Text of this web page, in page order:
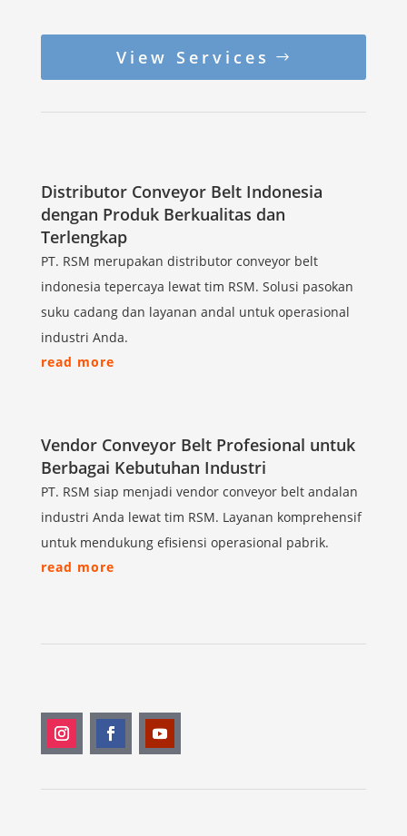
View Services
Distributor Conveyor Belt Indonesia
dengan Produk Berkualitas dan
Terlengkap
PT. RSM merupakan distributor conveyor belt
indonesia tepercaya lewat tim RSM. Solusi pasokan
suku cadang dan layanan andal untuk operasional
industri Anda.
read more
Vendor Conveyor Belt Profesional untuk
Berbagai Kebutuhan Industri
PT. RSM siap menjadi vendor conveyor belt andalan
industri Anda lewat tim RSM. Layanan komprehensif
untuk mendukung efisiensi operasional pabrik.
read more